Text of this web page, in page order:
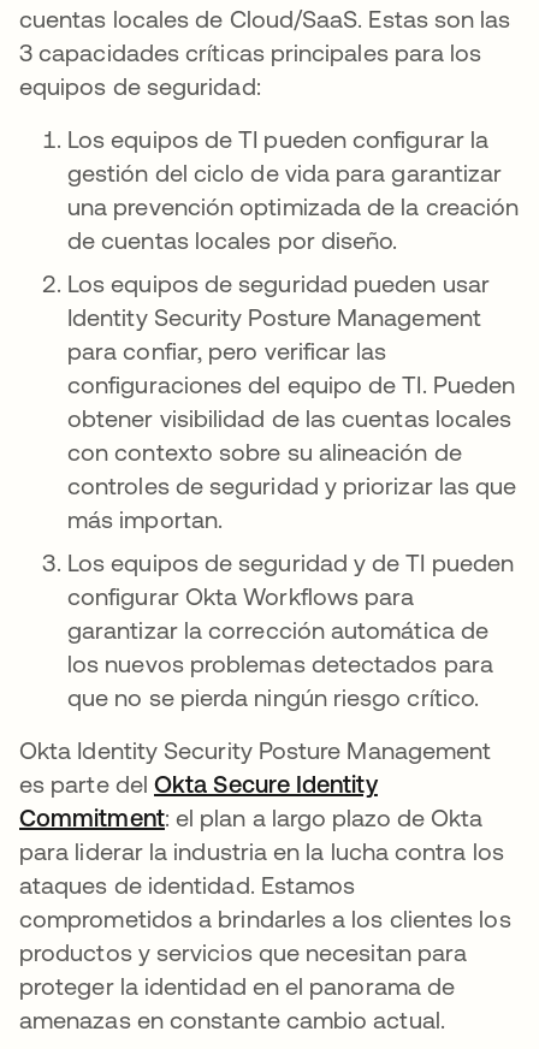
cuentas locales de Cloud/SaaS. Estas son las
3 capacidades críticas principales para los
equipos de seguridad:
Los equipos de TI pueden configurar la
gestión del ciclo de vida para garantizar
una prevención optimizada de la creación
de cuentas locales por diseño.
Los equipos de seguridad pueden usar
Identity Security Posture Management
para confiar, pero verificar las
configuraciones del equipo de TI. Pueden
obtener visibilidad de las cuentas locales
con contexto sobre su alineación de
controles de seguridad y priorizar las que
más importan.
Los equipos de seguridad y de TI pueden
configurar Okta Workflows para
garantizar la corrección automática de
los nuevos problemas detectados para
que no se pierda ningún riesgo crítico.
Okta Identity Security Posture Management
es parte delOkta Secure Identity
Commitmentse abre en una pestaña nueva
: el plan a largo plazo de Okta
para liderar la industria en la lucha contra los
ataques de identidad. Estamos
comprometidos a brindarles a los clientes los
productos y servicios que necesitan para
proteger la identidad en el panorama de
amenazas en constante cambio actual.